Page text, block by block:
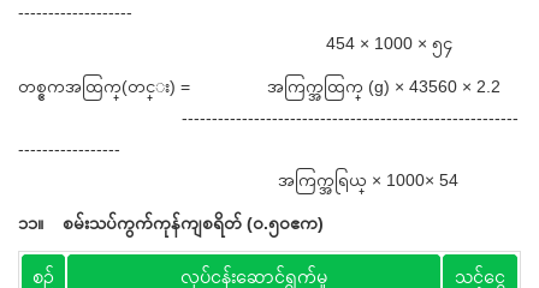
-------------------
454 × 1000 × ၅၄
တစ္ဧကအထြက္(တင္း) = အကြက္အထြက္ (g) × 43560 × 2.2
--------------------------------------------------------
-----------------
အကြက္အရြယ္ × 1000× 54
၁၁။ စမ်းသပ်ကွက်ကုန်ကျစရိတ် (၀.၅၀ဧက)
စဉ် လုပ်ငန်းဆောင်ရွက်မှု
သင့်ငွေ